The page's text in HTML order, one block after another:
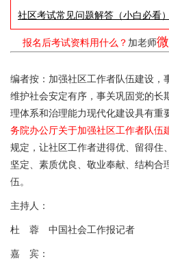
社区考试常见问题解答（小白必看）
报名后考试资料用什么？ 加老师
编者按：加强社区工作者队伍建设，
维护社会安定有序，事关巩固党的长
理体系和治理能力现代化建设具有重
务院办公厅关于加强社区工作者队伍
规定，让社区工作者进得优、留得住
坚定、素质优良、敬业奉献、结构合
伍。
主持人：
杜 蓉 中国社会工作报记者
嘉 宾：